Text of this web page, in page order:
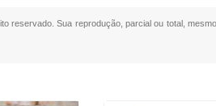
reservado. Sua reprodução, parcial ou total,